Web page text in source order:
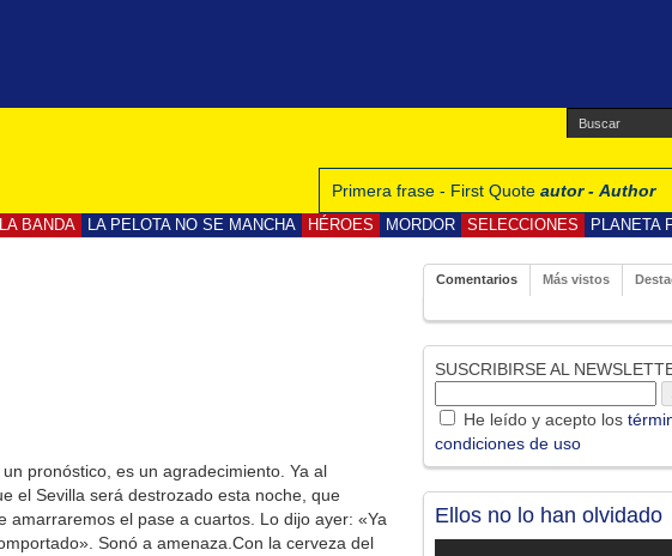
Primera frase - First Quote autor - Author
LA BANDA LA PELOTA NO SE MANCHA HÉROES MORDOR SELECCIONES PLANETA
pronóstico, es un agradecimiento. Ya al
el Sevilla será destrozado esta noche, que
amarraremos el pase a cuartos. Lo dijo ayer: «Ya
Sonó a amenaza.Con la cerveza del
Comentarios Más vistos
SUSCRIBIRSE AL
He leído y acepto los
condiciones de uso
Ellos no lo han olvidado